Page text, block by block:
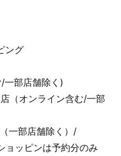
ング
一部店舗除く)
店（オンライン含む/一部
一部店舗除く）/
ョッピンは予約分のみ